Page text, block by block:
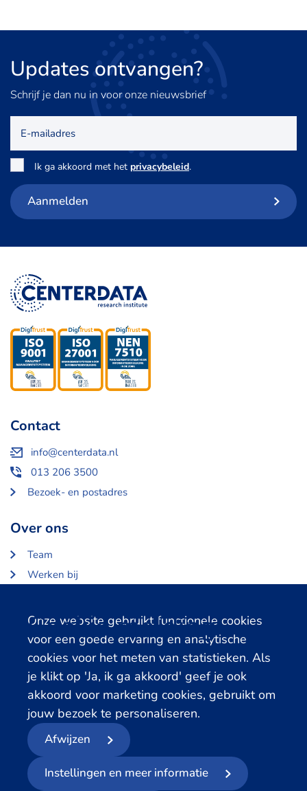
Cookie melding
Onze website gebruikt functionele cookies
voor een goede ervaring en analytische
cookies voor het meten van statistieken. Als
je klikt op 'Ja, ik ga akkoord' geef je ook
akkoord voor marketing cookies, gebruikt om
jouw bezoek te personaliseren.
Afwijzen
Instellingen en meer informatie
Updates ontvangen?
Schrijf je dan nu in voor onze nieuwsbrief
mailadres
Toestemming
Ik ga akkoord met het privacybeleid.
Aanmelden
Contact
info@centerdata.nl
013 206 3500
Bezoek- en postadres
Over ons
Team
Werken bij
Partners en opdrachtgevers
Gerelateerde databanken
LISS Data Archive
SHARE Data Access
DHS Data Access
© 2026 - Centerdata